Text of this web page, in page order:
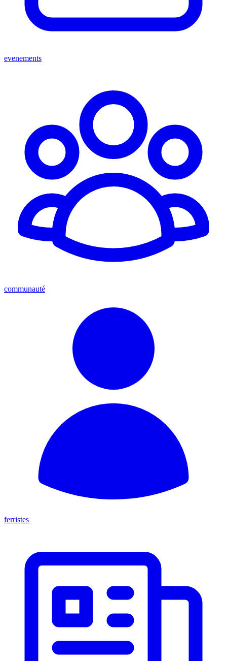
evenements
communauté
ferristes